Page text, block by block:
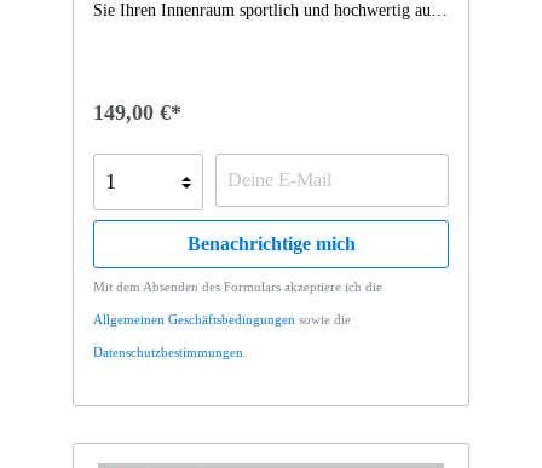
Sie Ihren Innenraum sportlich und hochwertig auf.
149,00 €*
Benachrichtige mich
Mit dem Absenden des Formulars akzeptiere ich die
Allgemeinen Geschäftsbedingungen sowie die
Datenschutzbestimmungen